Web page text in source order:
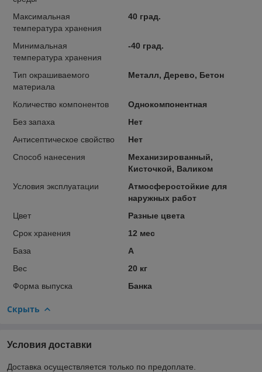
Максимальная
температура хранения
40 град.
Минимальная
температура хранения
-40 град.
Тип окрашиваемого
материала
Металл, Дерево, Бетон
Количество компонентов
Однокомпонентная
Без запаха
Нет
Антисептическое свойство
Нет
Способ нанесения
Механизированный,
Кисточкой, Валиком
Условия эксплуатации
Атмосферостойкие для
наружных работ
Цвет
Разные цвета
Срок хранения
12 мес
База
А
Вес
20 кг
Форма выпуска
Банка
Скрыть
Условия доставки
Доставка осуществляется только по предоплате.